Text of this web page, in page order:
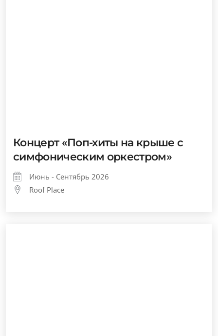
Концерт «Поп-хиты на крыше с
симфоническим оркестром»
Июнь - Сентябрь 2026
Roof Place